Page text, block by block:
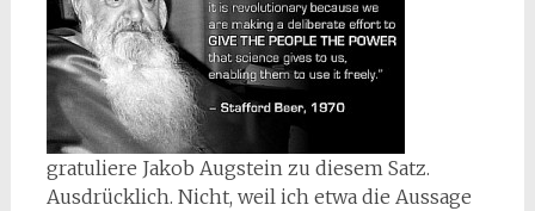
gratuliere Jakob Augstein zu diesem Satz.
Ausdrücklich. Nicht, weil ich etwa die Aussage